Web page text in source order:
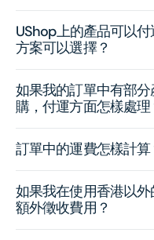
UShop上的產品可以
方案可以選擇？
如果我的訂單中有部
購，付運方面怎樣處理
訂單中的運費怎樣計算
如果我在使用香港以
額外徵收費用？